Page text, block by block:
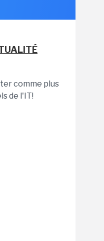
comme plus
de l'IT!